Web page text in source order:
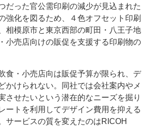
だった官公需印刷の減少が見込まれた
強化を図るため、４色オフセット印刷
相模原市と東京西部の町田・八王子地
小売店向けの販促を支援する印刷物の
食・小売店向は販促予算が限られ、デ
かけられない。同社では会社案内やメ
させたいという潜在的なニーズを掘り
ートを利用してデザイン費用を抑える
サービスの質を変えたのはRICOH